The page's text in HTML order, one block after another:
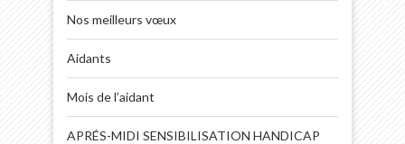
Nos meilleurs vœux
Aidants
Mois de l’aidant
APRÉS-MIDI SENSIBILISATION HANDICAP